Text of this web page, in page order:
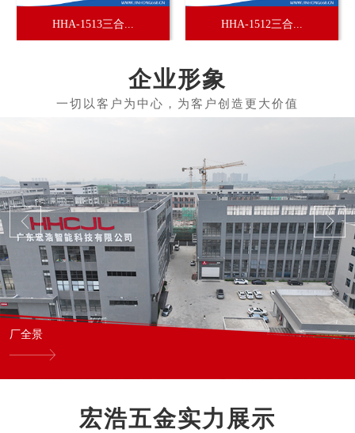
HHA-1513三合... HHA-1512三合...
企业形象
厂全景
宏浩五金实力展示